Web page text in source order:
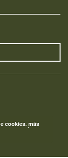
cookies.más